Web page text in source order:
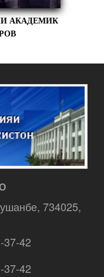
АКАДЕМИК
734025,
42
42